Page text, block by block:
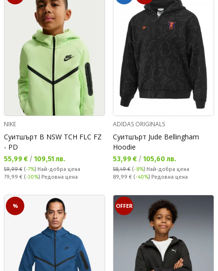
NIKE
Суитшърт B NSW TCH FLC FZ
- PD
Текуща цена:
55,99 € / 109,51 лв.
59,99 € (-7%) Най-добра цена
Редовна цена:
79,99 € (-30%) Редовна цена
ADIDAS ORIGINALS
Суитшърт Jude Bellingham
Hoodie
Текуща цена:
53,99 € / 105,60 лв.
58,49 € (-8%) Най-добра цена
Редовна цена:
89,99 € (-40%) Редовна цена
% OFFER